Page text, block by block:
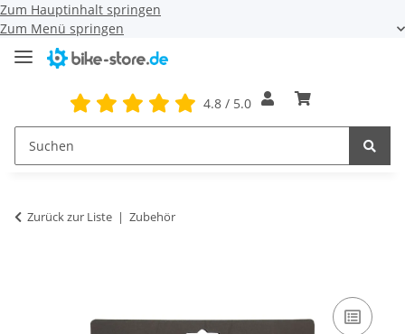
Zum Hauptinhalt springen
Zum Menü springen
4.8 / 5.0
Zurück zur Liste Zubehör